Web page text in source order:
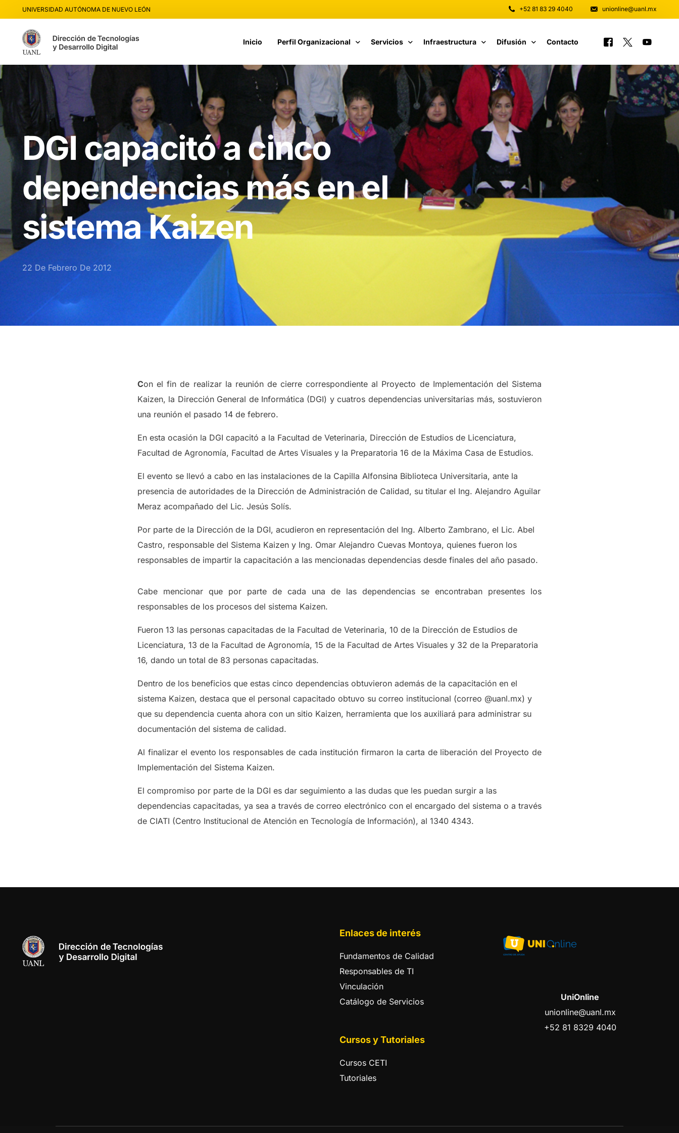
UNIVERSIDAD AUTÓNOMA DE NUEVO LEÓN +52 81 83 29 4040 unionline@uanl.mx
Inicio Perfil Organizacional
Fundamentos de Calidad
Estructura Organizacional
Propuesta de Valor
Nuestra Historia
Responsables de TI
Servicios
Catálogo de Servicios
Cursos CETI
Vinculación
Infraestructura
Cómputo y Software
Telecomunicaciones
Difusión
Tutoriales
Contacto
DGI capacitó a cinco
dependencias más en el
sistema Kaizen
22 De Febrero De 2012
Con el fin de realizar la reunión de cierre correspondiente al Proyecto de Implementación del Sistema
Kaizen, la Dirección General de Informática (DGI) y cuatros dependencias universitarias más, sostuvieron
una reunión el pasado 14 de febrero.
En esta ocasión la DGI capacitó a la Facultad de Veterinaria, Dirección de Estudios de Licenciatura,
Facultad de Agronomía, Facultad de Artes Visuales y la Preparatoria 16 de la Máxima Casa de Estudios.
El evento se llevó a cabo en las instalaciones de la Capilla Alfonsina Biblioteca Universitaria, ante la
presencia de autoridades de la Dirección de Administración de Calidad, su titular el Ing. Alejandro Aguilar
Meraz acompañado del Lic. Jesús Solís.
Por parte de la Dirección de la DGI, acudieron en representación del Ing. Alberto Zambrano, el Lic. Abel
Castro, responsable del Sistema Kaizen y Ing. Omar Alejandro Cuevas Montoya, quienes fueron los
responsables de impartir la capacitación a las mencionadas dependencias desde finales del año pasado.
Cabe mencionar que por parte de cada una de las dependencias se encontraban presentes los
responsables de los procesos del sistema Kaizen.
Fueron 13 las personas capacitadas de la Facultad de Veterinaria, 10 de la Dirección de Estudios de
Licenciatura, 13 de la Facultad de Agronomía, 15 de la Facultad de Artes Visuales y 32 de la Preparatoria
16, dando un total de 83 personas capacitadas.
Dentro de los beneficios que estas cinco dependencias obtuvieron además de la capacitación en el
sistema Kaizen, destaca que el personal capacitado obtuvo su correo institucional (correo @uanl.mx) y
que su dependencia cuenta ahora con un sitio Kaizen, herramienta que los auxiliará para administrar su
documentación del sistema de calidad.
Al finalizar el evento los responsables de cada institución firmaron la carta de liberación del Proyecto de
Implementación del Sistema Kaizen.
El compromiso por parte de la DGI es dar seguimiento a las dudas que les puedan surgir a las
dependencias capacitadas, ya sea a través de correo electrónico con el encargado del sistema o a través
de CIATI (Centro Institucional de Atención en Tecnología de Información), al 1340 4343.
Enlaces de interés
Fundamentos de Calidad
Responsables de TI
Vinculación
Catálogo de Servicios
Cursos y Tutoriales
Cursos CETI
Tutoriales
UniOnline
unionline@uanl.mx
+52 81 8329 4040